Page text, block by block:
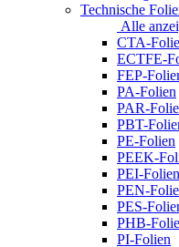
Technische
Alle
CTA-
ECTFE-
FEP-
PA-Folien
PAR-
PBT-
PE-Folien
PEEK-
PEI-Folien
PEN-
PES-
PHB-
PI-Folien